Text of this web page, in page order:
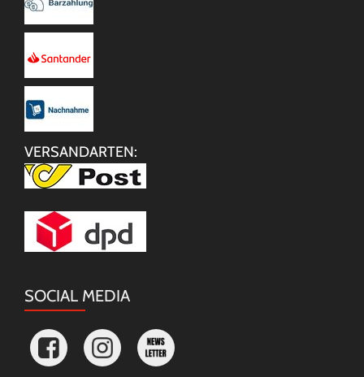
VERSANDARTEN:
SOCIAL MEDIA